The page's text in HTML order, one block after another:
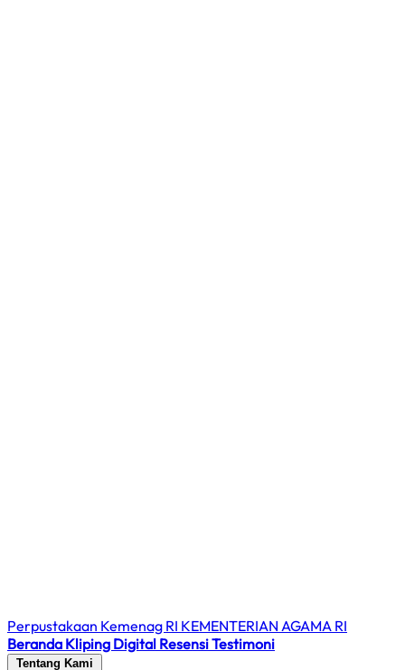
Perpustakaan Kemenag RI KEMENTERIAN AGAMA RI
Beranda Kliping Digital ResensiTestimoni
Tentang Kami